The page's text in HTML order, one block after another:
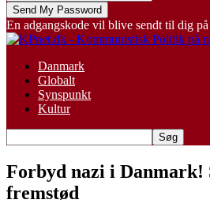
En adgangskode vil blive sendt til dig
Danmark
Globalt
Synspunkt
Kultur
Forbyd nazi i Danmark!
fremstød